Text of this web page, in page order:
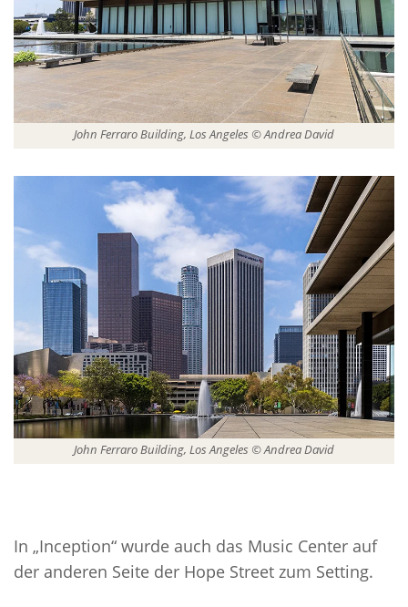
John Ferraro Building, Los Angeles © Andrea David
John Ferraro Building, Los Angeles © Andrea David
In „Inception“ wurde auch das Music Center auf
der anderen Seite der Hope Street zum Setting.